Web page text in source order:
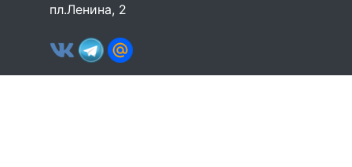
пл.Ленина, 2